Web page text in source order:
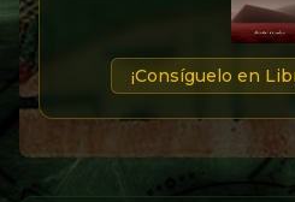
¡Consíguelo en